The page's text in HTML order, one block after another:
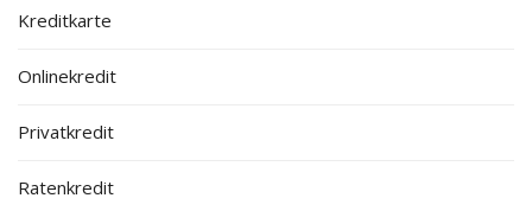
Kreditkarte
Onlinekredit
Privatkredit
Ratenkredit